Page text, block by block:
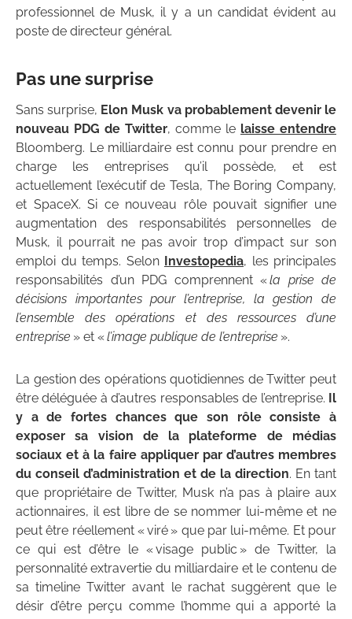
professionnel de Musk, il y a un candidat évident au
poste de directeur général.
Pas une surprise
Sans surprise, Elon Musk va probablement devenir le
nouveau PDG de Twitter, comme le laisse entendre
Bloomberg. Le milliardaire est connu pour prendre en
charge les entreprises qu’il possède, et est
actuellement l’exécutif de Tesla, The Boring Company,
et SpaceX. Si ce nouveau rôle pouvait signifier une
augmentation des responsabilités personnelles de
Musk, il pourrait ne pas avoir trop d’impact sur son
emploi du temps. Selon Investopedia, les principales
responsabilités d’un PDG comprennent «la prise de
décisions importantes pour l’entreprise, la gestion de
l’ensemble des opérations et des ressources d’une
entreprise » et «l’image publique de l’entreprise ».
La gestion des opérations quotidiennes de Twitter peut
être déléguée à d’autres responsables de l’entreprise. Il
y a de fortes chances que son rôle consiste à
exposer sa vision de la plateforme de médias
sociaux et à la faire appliquer par d’autres membres
du conseil d’administration et de la direction. En tant
que propriétaire de Twitter, Musk n’a pas à plaire aux
actionnaires, il est libre de se nommer lui-même et ne
peut être réellement « viré » que par lui-même. Et pour
ce qui est d’être le « visage public » de Twitter, la
personnalité extravertie du milliardaire et le contenu de
sa timeline Twitter avant le rachat suggèrent que le
désir d’être perçu comme l’homme qui a apporté la